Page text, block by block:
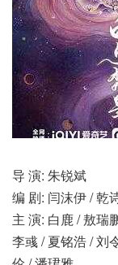
导 演: 朱锐斌
编 剧: 闫沫伊 / 乾
主 演: 白鹿 / 敖瑞
李彧 / 夏铭浩 / 刘